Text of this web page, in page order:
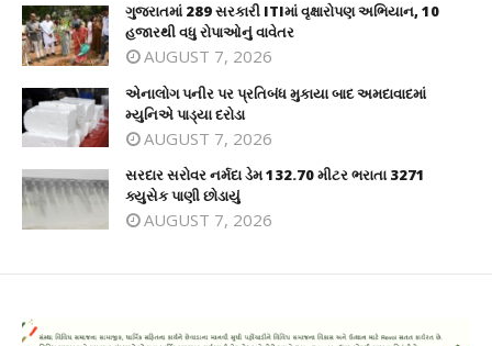
ગુજરાતમાં 289 સરકારી ITIમાં વૃક્ષારોપણ અભિયાન, 10
હજારથી વધુ રોપાઓનું વાવેતર
AUGUST 7, 2026
એનાલોગ પનીર પર પ્રતિબંધ મુકાયા બાદ અમદાવાદમાં
મ્યુનિએ પાડ્યા દરોડા
AUGUST 7, 2026
સરદાર સરોવર નર્મદા ડેમ 132.70 મીટર ભરાતા 3271
ક્યુસેક પાણી છોડાયું
AUGUST 7, 2026